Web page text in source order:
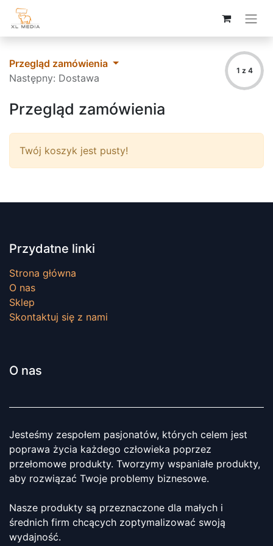
Przegląd zamówienia
Następny: Dostawa
1 z 4
Przegląd zamówienia
Twój koszyk jest pusty!
Przydatne linki
Strona główna
O nas
Sklep
Skontaktuj się z nami
O nas
Jesteśmy zespołem pasjonatów, których celem jest
poprawa życia każdego człowieka poprzez
przełomowe produkty. Tworzymy wspaniałe produkty,
aby rozwiązać Twoje problemy biznesowe.
Nasze produkty są przeznaczone dla małych i
średnich firm chcących zoptymalizować swoją
wydajność.